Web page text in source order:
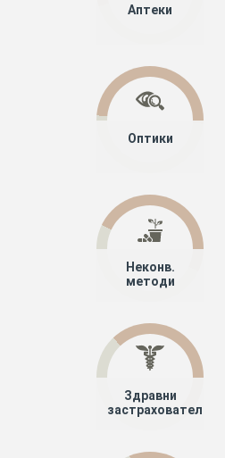
Аптеки
Оптики
Неконв.
методи
Здравни
застрахователи